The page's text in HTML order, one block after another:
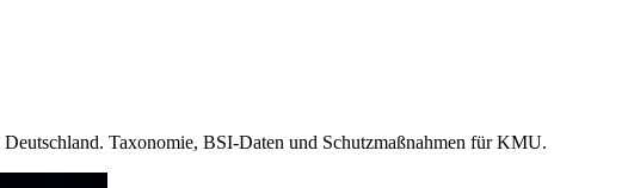
Taxonomie, BSI-Daten und Schutzmaßnahmen für KMU.